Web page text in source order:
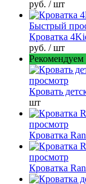
руб. / шт
Быстрый
Кроватка
руб. / шт
Рекомендуем
просмотр
Кровать
шт
просмотр
Кроватка
просмотр
Кроватка